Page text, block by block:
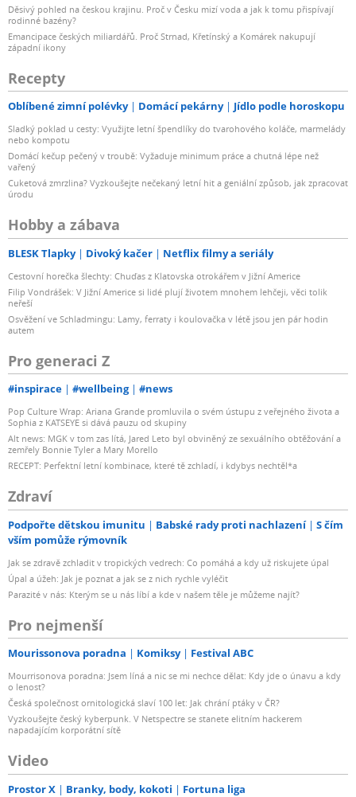
Děsivý pohled na českou krajinu. Proč v Česku mizí voda a jak k tomu přispívají
rodinné bazény?
Emancipace českých miliardářů. Proč Strnad, Křetínský a Komárek nakupují
západní ikony
Recepty
Oblíbené zimní polévky Domácí pekárny Jídlo podle horoskopu
Sladký poklad u cesty: Využijte letní špendlíky do tvarohového koláče, marmelády
nebo kompotu
Domácí kečup pečený v troubě: Vyžaduje minimum práce a chutná lépe než
vařený
Cuketová zmrzlina? Vyzkoušejte nečekaný letní hit a geniální způsob, jak zpracovat
úrodu
Hobby a zábava
BLESK Tlapky Divoký kačer Netflix filmy a seriály
Cestovní horečka šlechty: Chuďas z Klatovska otrokářem v Jižní Americe
Filip Vondrášek: V Jižní Americe si lidé plují životem mnohem lehčeji, věci tolik
neřeší
Osvěžení ve Schladmingu: Lamy, ferraty i koulovačka v létě jsou jen pár hodin
autem
Pro generaci Z
#inspirace #wellbeing #news
Pop Culture Wrap: Ariana Grande promluvila o svém ústupu z veřejného života a
Sophia z KATSEYE si dává pauzu od skupiny
Alt news: MGK v tom zas lítá, Jared Leto byl obviněný ze sexuálního obtěžování a
zemřely Bonnie Tyler a Mary Morello
RECEPT: Perfektní letní kombinace, které tě zchladí, i kdybys nechtěl*a
Zdraví
Podpořte dětskou imunitu Babské rady proti nachlazení
S čím
vším pomůže rýmovník
Jak se zdravě zchladit v tropických vedrech: Co pomáhá a kdy už riskujete úpal
Úpal a úžeh: Jak je poznat a jak se z nich rychle vyléčit
Parazité v nás: Kterým se u nás líbí a kde v našem těle je můžeme najít?
Pro nejmenší
Mourissonova poradna Komiksy Festival ABC
Mourrisonova poradna: Jsem líná a nic se mi nechce dělat: Kdy jde o únavu a kdy
o lenost?
Česká společnost ornitologická slaví 100 let: Jak chrání ptáky v ČR?
Vyzkoušejte český kyberpunk. V Netspectre se stanete elitním hackerem
napadajícím korporátní sítě
Video
Prostor X Branky, body, kokoti Fortuna liga